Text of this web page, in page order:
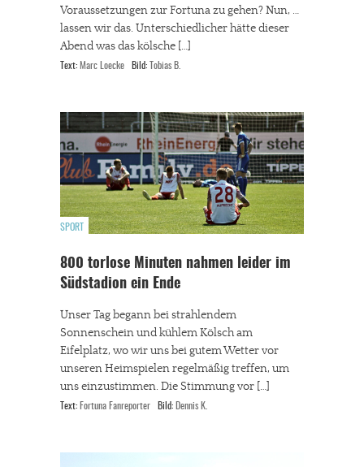
Voraussetzungen zur Fortuna zu gehen? Nun, …
lassen wir das. Unterschiedlicher hätte dieser
Abend was das kölsche […]
Text: Marc Loecke Bild: Tobias B.
SPORT
800 torlose Minuten nahmen leider im
Südstadion ein Ende
Unser Tag begann bei strahlendem
Sonnenschein und kühlem Kölsch am
Eifelplatz, wo wir uns bei gutem Wetter vor
unseren Heimspielen regelmäßig treffen, um
uns einzustimmen. Die Stimmung vor […]
Text: Fortuna Fanreporter Bild: Dennis K.